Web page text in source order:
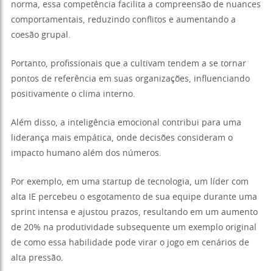
norma, essa competência facilita a compreensão de nuances
comportamentais, reduzindo conflitos e aumentando a
coesão grupal.
Portanto, profissionais que a cultivam tendem a se tornar
pontos de referência em suas organizações, influenciando
positivamente o clima interno.
Além disso, a inteligência emocional contribui para uma
liderança mais empática, onde decisões consideram o
impacto humano além dos números.
Por exemplo, em uma startup de tecnologia, um líder com
alta IE percebeu o esgotamento de sua equipe durante uma
sprint intensa e ajustou prazos, resultando em um aumento
de 20% na produtividade subsequente um exemplo original
de como essa habilidade pode virar o jogo em cenários de
alta pressão.